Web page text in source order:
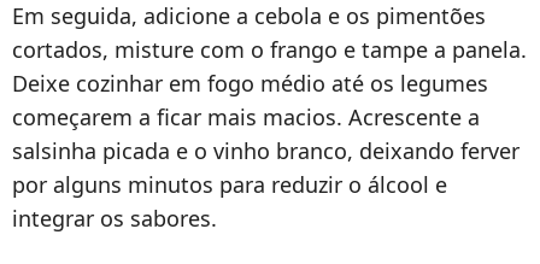
Em seguida, adicione a cebola e os pimentões
cortados, misture com o frango e tampe a panela.
Deixe cozinhar em fogo médio até os legumes
começarem a ficar mais macios. Acrescente a
salsinha picada e o vinho branco, deixando ferver
por alguns minutos para reduzir o álcool e
integrar os sabores.